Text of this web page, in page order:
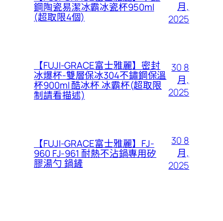
鋼陶瓷易潔冰霸冰瓷杯950ml
(超取限4個)
月,
2025
【FUJI-GRACE富士雅麗】密封
冰爆杯-雙層保冰304不鏽鋼保溫
杯900ml 酷冰杯 冰霸杯(超取限
制請看描述)
30 8
月,
2025
【FUJI-GRACE富士雅麗】FJ-
960 FJ-961 耐熱不沾鍋專用矽
膠湯勺 鍋鏟
30 8
月,
2025